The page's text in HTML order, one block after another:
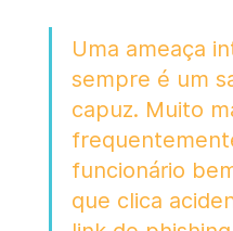
Uma ameaça
sempre é um
capuz. Muito
funcionário
que clica